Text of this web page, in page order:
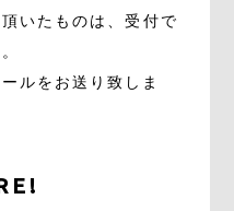
いたものは、受付で
ルをお送り致しま